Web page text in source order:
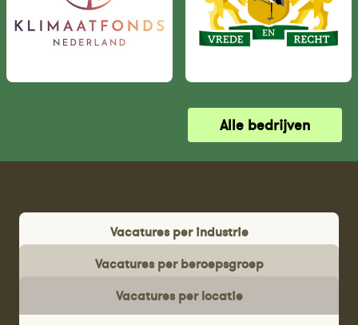
Alle bedrijven
Vacatures per industrie
Vacatures per beroepsgroep
Vacatures per locatie